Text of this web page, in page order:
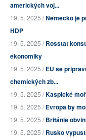
amerických voj...
19. 5. 2025 /Německo je
HDP
19. 5. 2025 /Rosstat
ekonomiky
19. 5. 2025 /EU se
chemických zb...
19. 5. 2025 /Kaspické
19. 5. 2025 /Evropa by
19. 5. 2025 /Británie
19. 5. 2025 /Rusko